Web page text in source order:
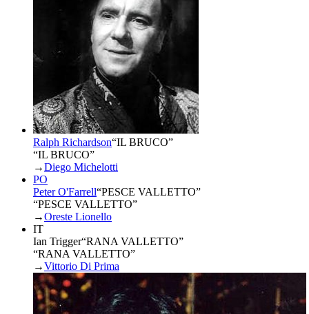
Ralph Richardson“IL BRUCO”
“IL BRUCO”
→Diego Michelotti
PO
Peter O'Farrell“PESCE VALLETTO”
“PESCE VALLETTO”
→Oreste Lionello
IT
Ian Trigger“RANA VALLETTO”
“RANA VALLETTO”
→Vittorio Di Prima